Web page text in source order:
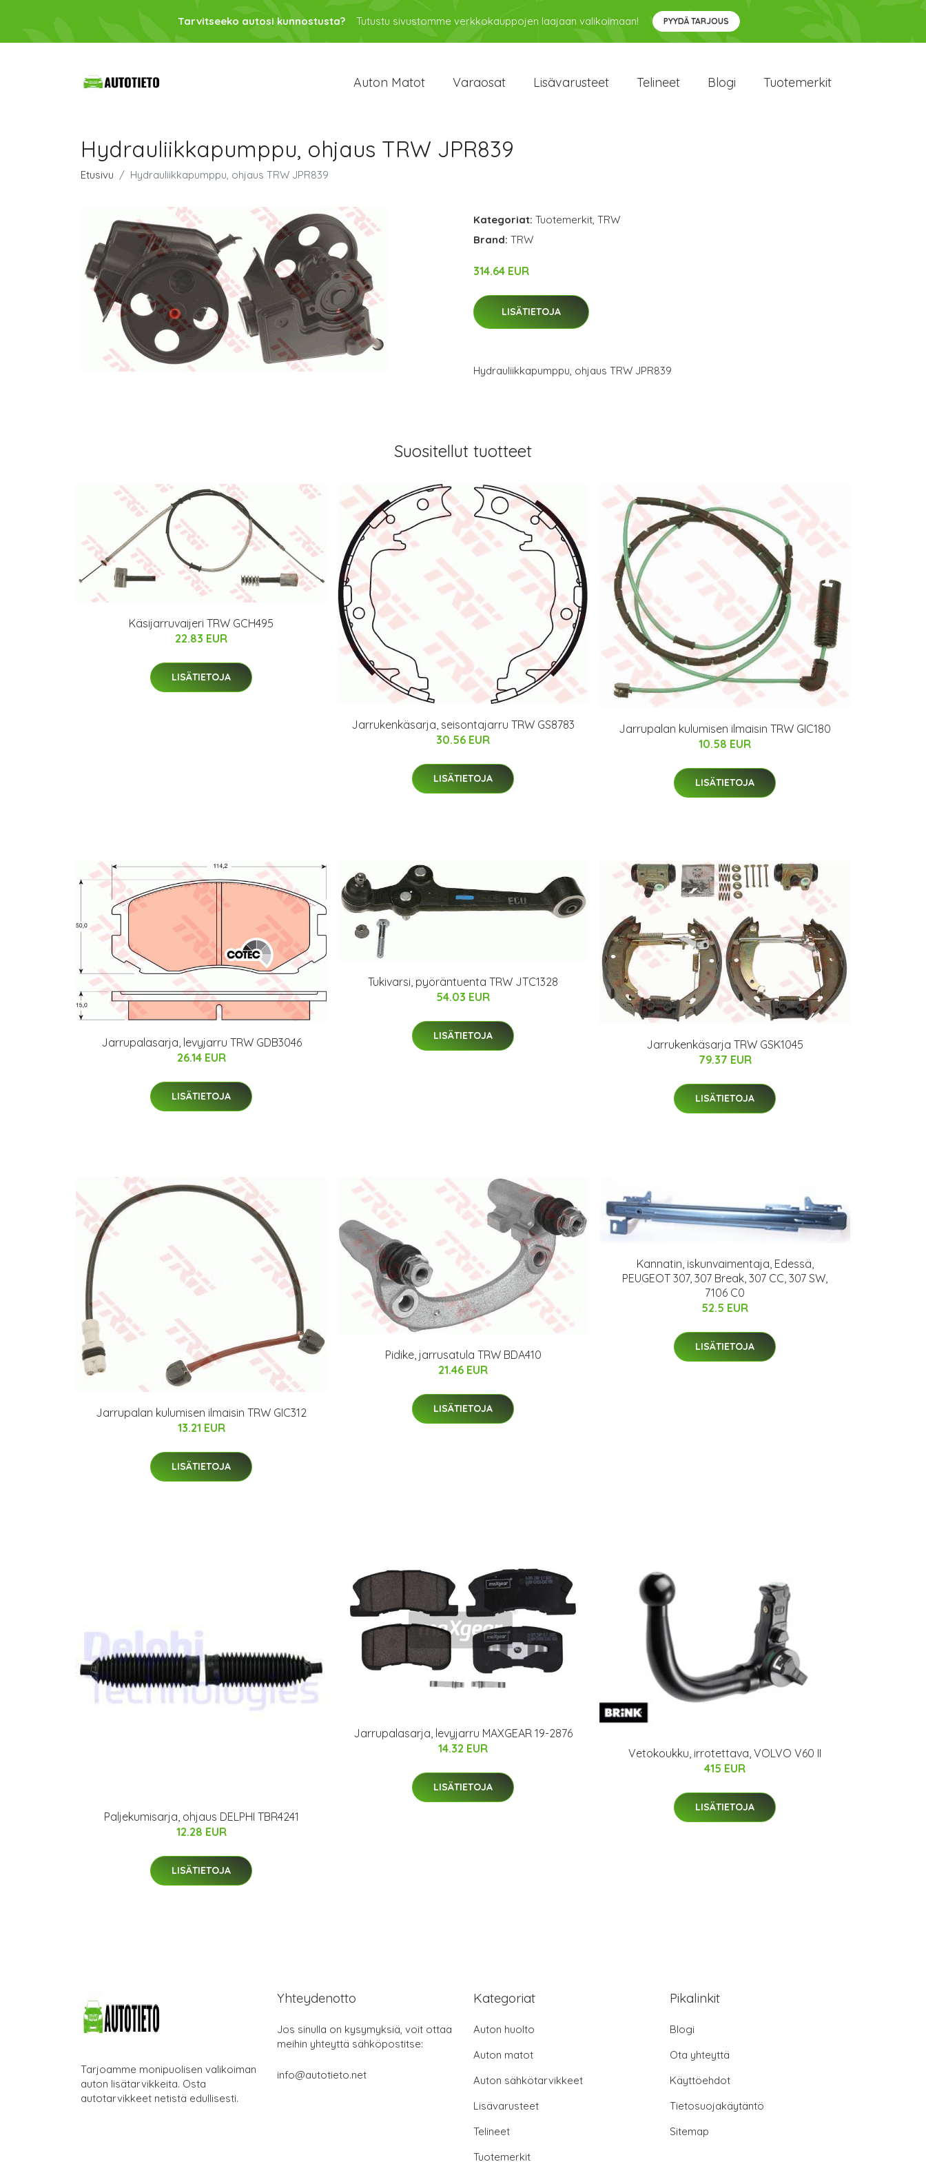
Tarvitseeko autosi kunnostusta? Tutustu sivustomme verkkokauppojen laajaan valikoimaan! PYYDÄ TARJOUS
Auton Matot Varaosat Lisävarusteet Telineet Blogi Tuotemerkit
Hydrauliikkapumppu, ohjaus TRW JPR839
Etusivu Hydrauliikkapumppu, ohjaus TRW JPR839
Kategoriat: Tuotemerkit, TRW
Brand: TRW
314.64 EUR
LISÄTIETOJA
Hydrauliikkapumppu, ohjaus TRW JPR839
Suositellut tuotteet
Käsijarruvaijeri TRW GCH495
22.83 EUR
LISÄTIETOJA
Jarrukenkäsarja, seisontajarru TRW GS8783
30.56 EUR
LISÄTIETOJA
Jarrupalan kulumisen ilmaisin TRW GIC180
10.58 EUR
LISÄTIETOJA
Jarrupalasarja, levyjarru TRW GDB3046
26.14 EUR
LISÄTIETOJA
Tukivarsi, pyöräntuenta TRW JTC1328
54.03 EUR
LISÄTIETOJA
Jarrukenkäsarja TRW GSK1045
79.37 EUR
LISÄTIETOJA
Jarrupalan kulumisen ilmaisin TRW GIC312
13.21 EUR
LISÄTIETOJA
Pidike, jarrusatula TRW BDA410
21.46 EUR
LISÄTIETOJA
Kannatin, iskunvaimentaja, Edessä,
PEUGEOT 307, 307 Break, 307 CC, 307 SW,
7106 C0
52.5 EUR
LISÄTIETOJA
Paljekumisarja, ohjaus DELPHI TBR4241
12.28 EUR
LISÄTIETOJA
Jarrupalasarja, levyjarru MAXGEAR 19-2876
14.32 EUR
LISÄTIETOJA
Vetokoukku, irrotettava, VOLVO V60 II
415 EUR
LISÄTIETOJA
Tarjoamme monipuolisen valikoiman
auton lisätarvikkeita. Osta
autotarvikkeet netistä edullisesti.
Yhteydenotto
Jos sinulla on kysymyksiä, voit ottaa
meihin yhteyttä sähköpostitse:
info@autotieto.net
Kategoriat
Auton huolto
Auton matot
Auton sähkötarvikkeet
Lisävarusteet
Telineet
Tuotemerkit
Pikalinkit
Blogi
Ota yhteyttä
Käyttöehdot
Tietosuojakäytäntö
Sitemap